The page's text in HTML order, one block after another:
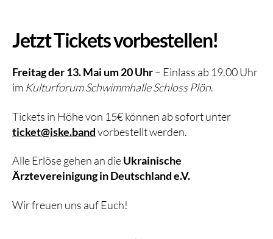
Jetzt Tickets vorbestellen!
Freitag der 13. Mai um 20 Uhr– Einlass ab 19.00 Uhr
im Kulturforum Schwimmhalle Schloss Plön.
Tickets in Höhe von 15€ können ab sofort unter
ticket@iske.bandvorbestellt werden.
Alle Erlöse gehen an dieUkrainische
Ärztevereinigung in Deutschland e.V.
Wir freuen uns auf Euch!